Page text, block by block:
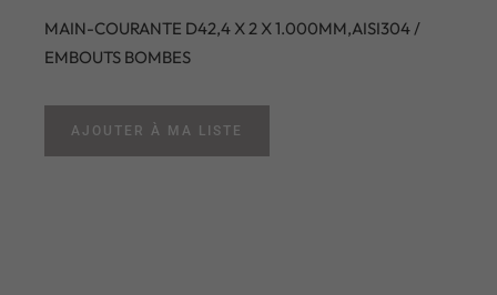
MAIN-COURANTE D42,4 X 2 X 1.000MM,AISI304 /
EMBOUTS BOMBES
AJOUTER À MA LISTE